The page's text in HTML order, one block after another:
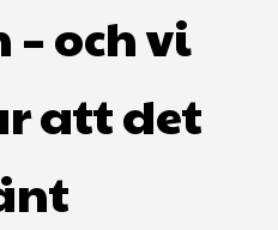
och vi
att det